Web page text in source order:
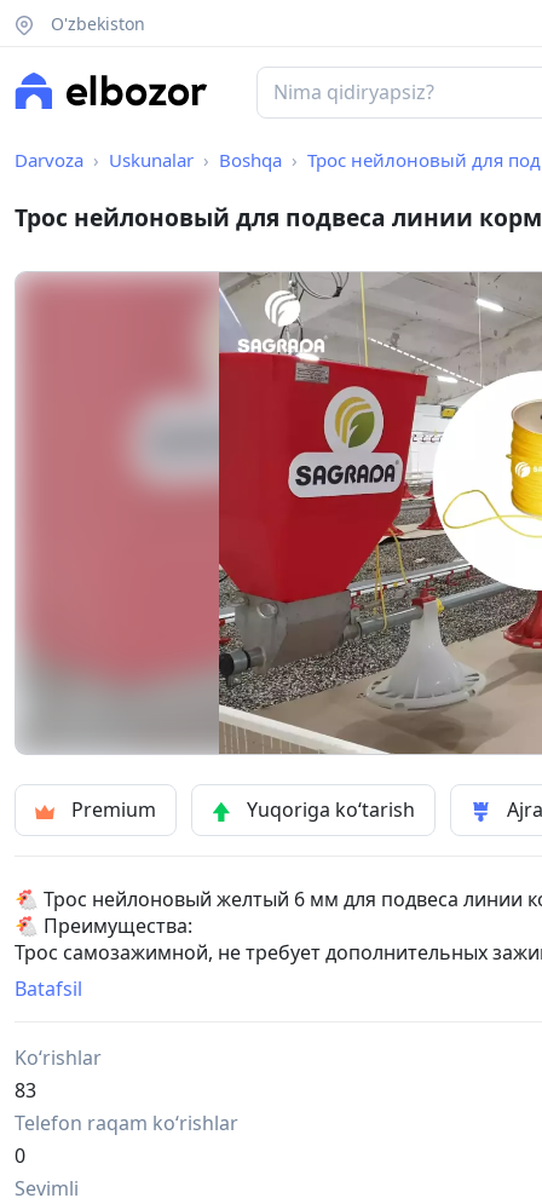
O'zbekiston
Darvoza Uskunalar Boshqa Трос нейлоновый для
Трос нейлоновый для подвеса линии
Premium Yuqoriga ko‘tarish
🐔 Трос нейлоновый желтый 6 мм для подвеса линии
🐔 Преимущества:
Трос самозажимной, не требует дополнительных
🇪🇺 Европейское производство
🐔 Parrandachilik xonasida oziqlantiruvchi ipni osib
🐔 Afzalliklari:
Arqon o'z-o'zidan qisiladi, qo'shimcha qisqichlar yoki
🇪🇺 Yevropa ishlab chiqarishi
SAGRADA omborida mavjud.
Batafsil
Ko‘rishlar
83
Telefon raqam ko‘rishlar
0
Sevimli